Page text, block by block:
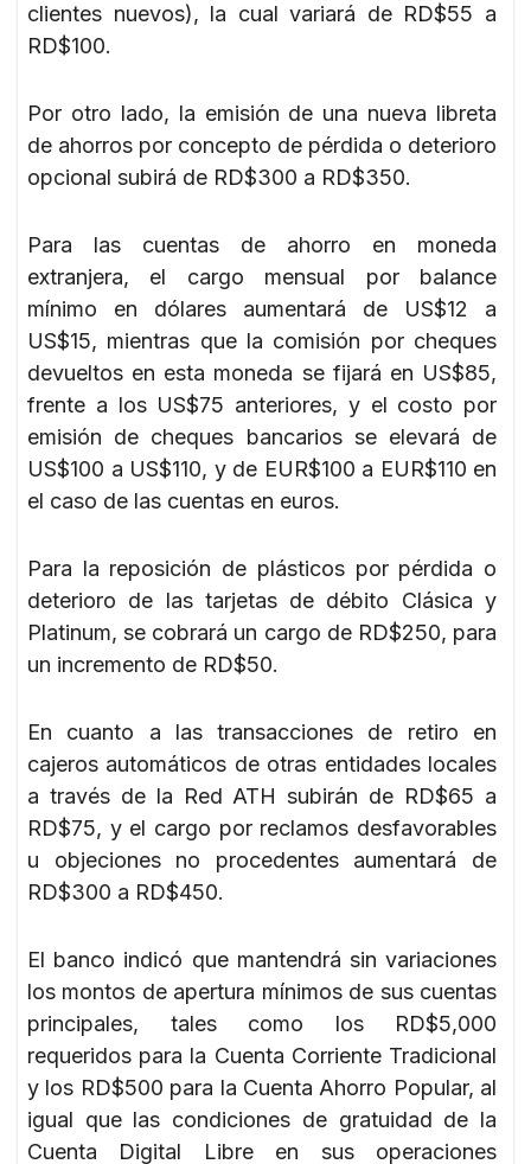
clientes nuevos), la cual variará de RD$55 a
RD$100.
Por otro lado, la emisión de una nueva libreta
de ahorros por concepto de pérdida o deterioro
opcional subirá de RD$300 a RD$350.
Para las cuentas de ahorro en moneda
extranjera, el cargo mensual por balance
mínimo en dólares aumentará de US$12 a
US$15, mientras que la comisión por cheques
devueltos en esta moneda se fijará en US$85,
frente a los US$75 anteriores, y el costo por
emisión de cheques bancarios se elevará de
US$100 a US$110, y de EUR$100 a EUR$110 en
el caso de las cuentas en euros.
Para la reposición de plásticos por pérdida o
deterioro de las tarjetas de débito Clásica y
Platinum, se cobrará un cargo de RD$250, para
un incremento de RD$50.
En cuanto a las transacciones de retiro en
cajeros automáticos de otras entidades locales
a través de la Red ATH subirán de RD$65 a
RD$75, y el cargo por reclamos desfavorables
u objeciones no procedentes aumentará de
RD$300 a RD$450.
El banco indicó que mantendrá sin variaciones
los montos de apertura mínimos de sus cuentas
principales, tales como los RD$5,000
requeridos para la Cuenta Corriente Tradicional
y los RD$500 para la Cuenta Ahorro Popular, al
igual que las condiciones de gratuidad de la
Cuenta Digital Libre en sus operaciones